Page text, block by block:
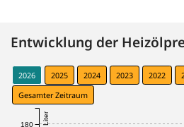
Entwicklung der
2026 2025 2024 2023 2022
Gesamter Zeitraum
180